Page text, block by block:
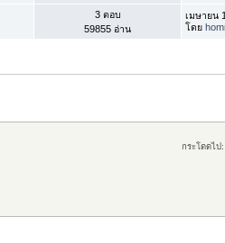
3 ตอบ
59855 อ่าน
เมษายน
โดย
กระโดดไป: